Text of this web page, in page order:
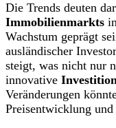
Die Trends deuten
Immobilienmarkts
Wachstum geprägt
ausländischer
steigt, was nicht nur
innovative
Veränderungen
Preisentwicklung